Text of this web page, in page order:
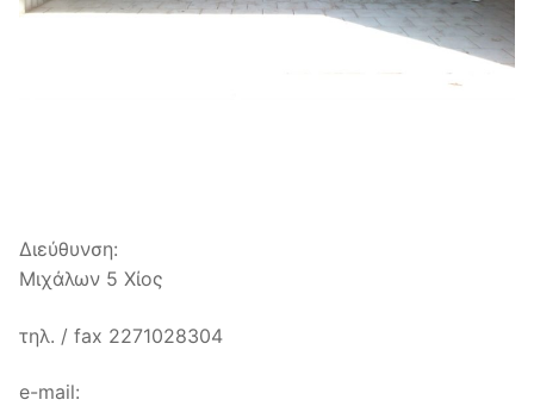
Διεύθυνση:
Μιχάλων 5 Χίος
τηλ. / fax 2271028304
e-mail: